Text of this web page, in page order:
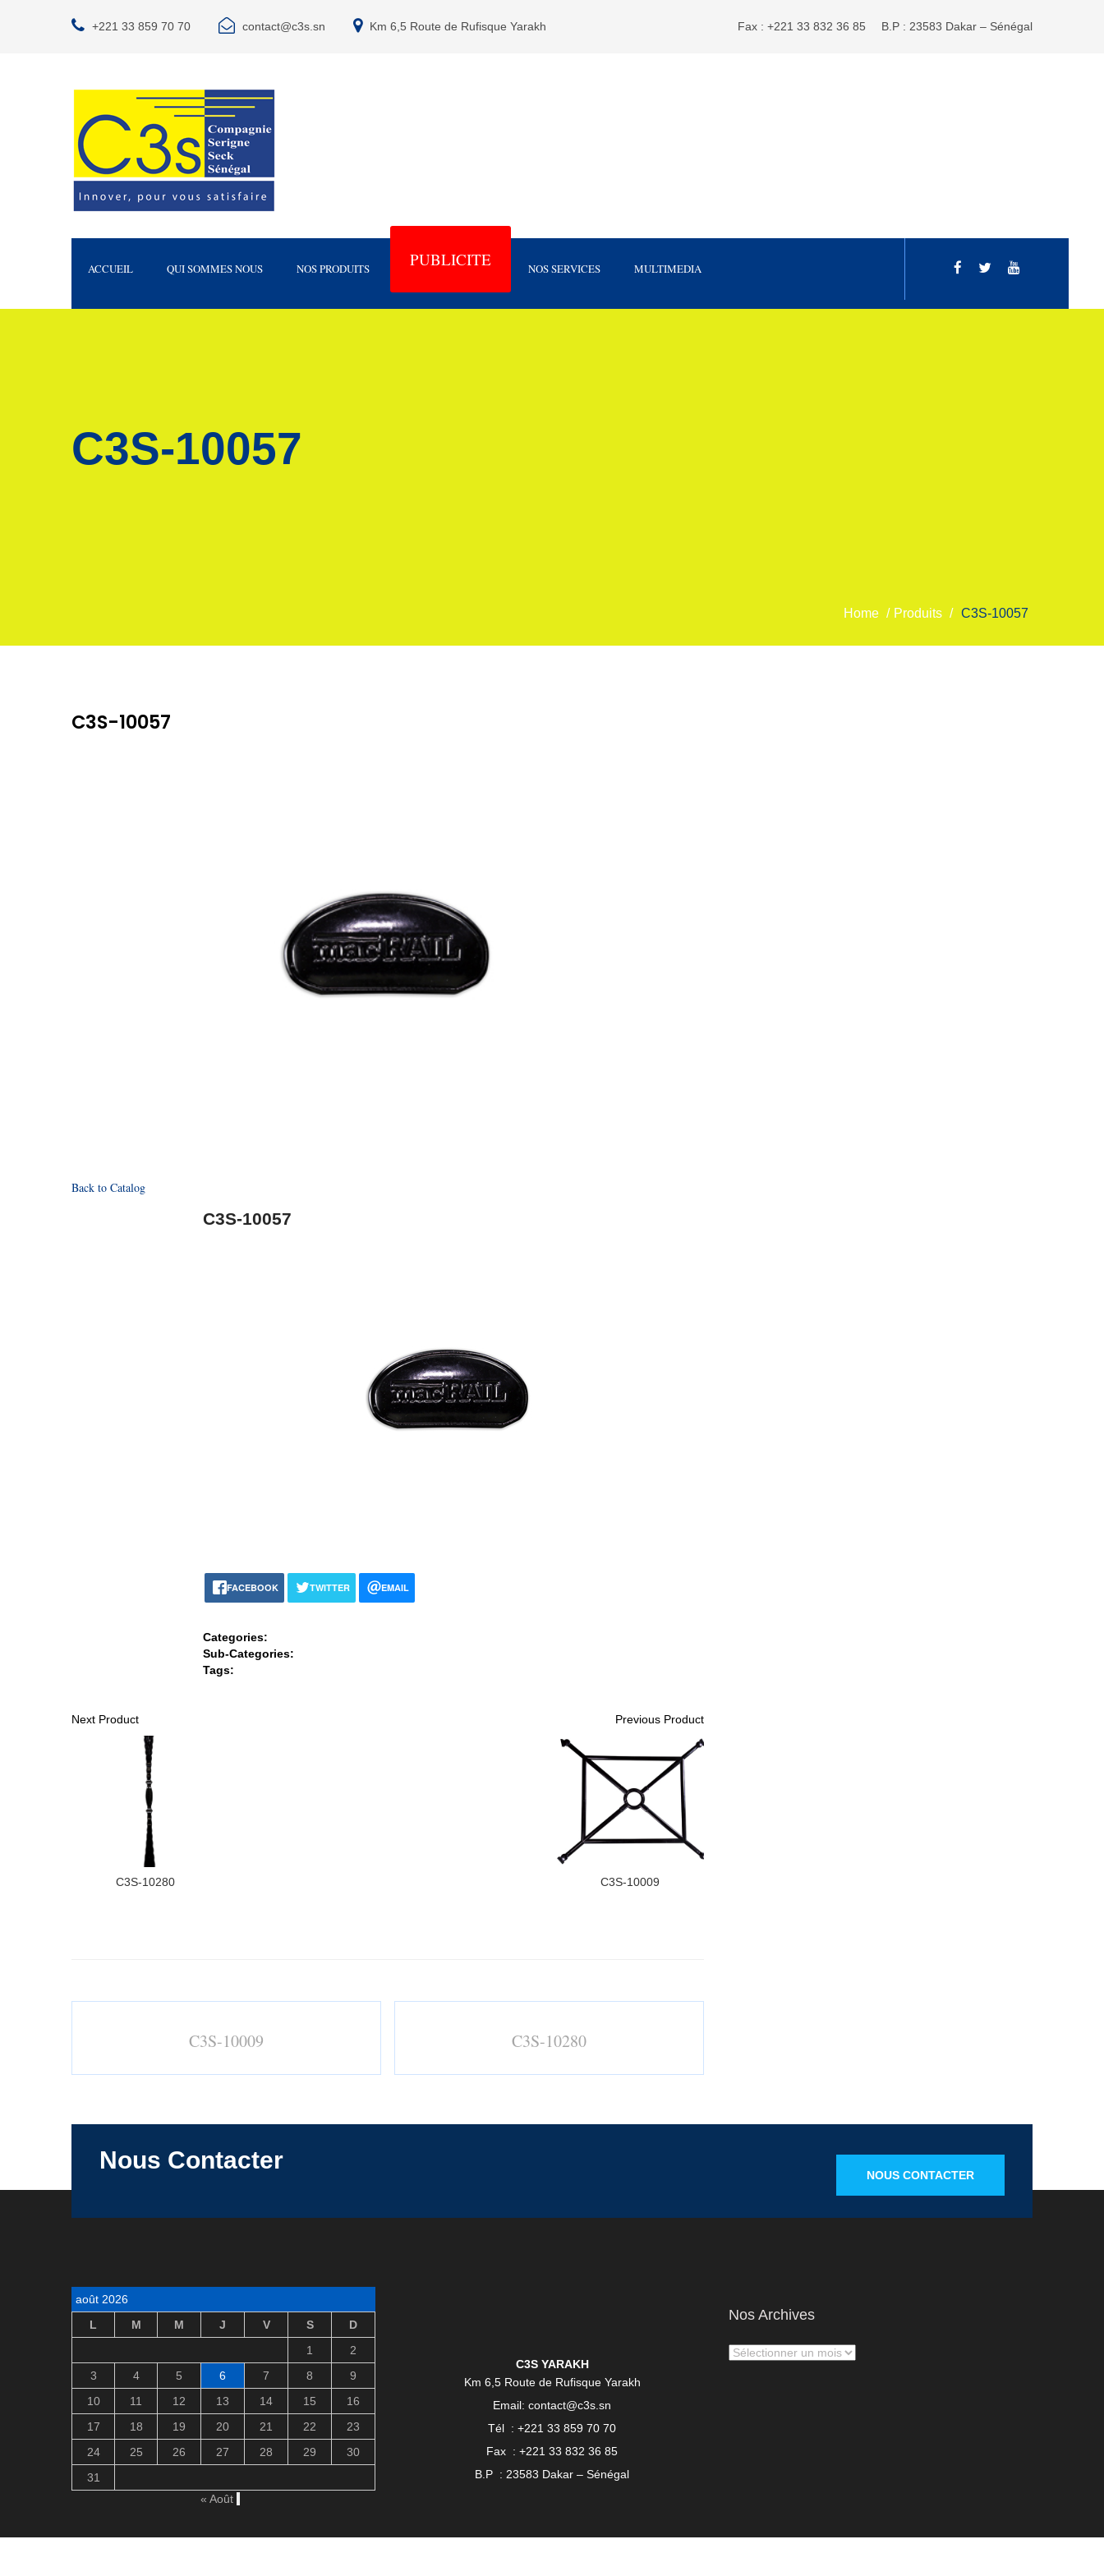
+221 33 859 70 70 contact@c3s.sn Km 6,5 Route de Rufisque Yarakh Fax : +221 33 832 36 85 B.P : 23583 Dakar – Sénégal
ACCUEIL QUI SOMMES NOUS NOS PRODUITS PUBLICITE NOS SERVICES MULTIMEDIA
C3S-10057
Home / Produits / C3S-10057
C3S-10057
Back to Catalog
C3S-10057
FACEBOOK TWITTER EMAIL
Categories:
Sub-Categories:
Tags:
Next Product
C3S-10280
Previous Product
C3S-10009
C3S-10009 C3S-10280
Nous Contacter
NOUS CONTACTER
août 2026
L
M M J V S
D
1
2
3
4 5 6 7 8
9
10
11 12 13 14 15
16
17
18 19 20 21 22
23
24
25 26 27 28 29
30
31
« Août
C3S YARAKH
Km 6,5 Route de Rufisque Yarakh
Email: contact@c3s.sn
Tél : +221 33 859 70 70
Fax : +221 33 832 36 85
B.P : 23583 Dakar – Sénégal
Nos Archives